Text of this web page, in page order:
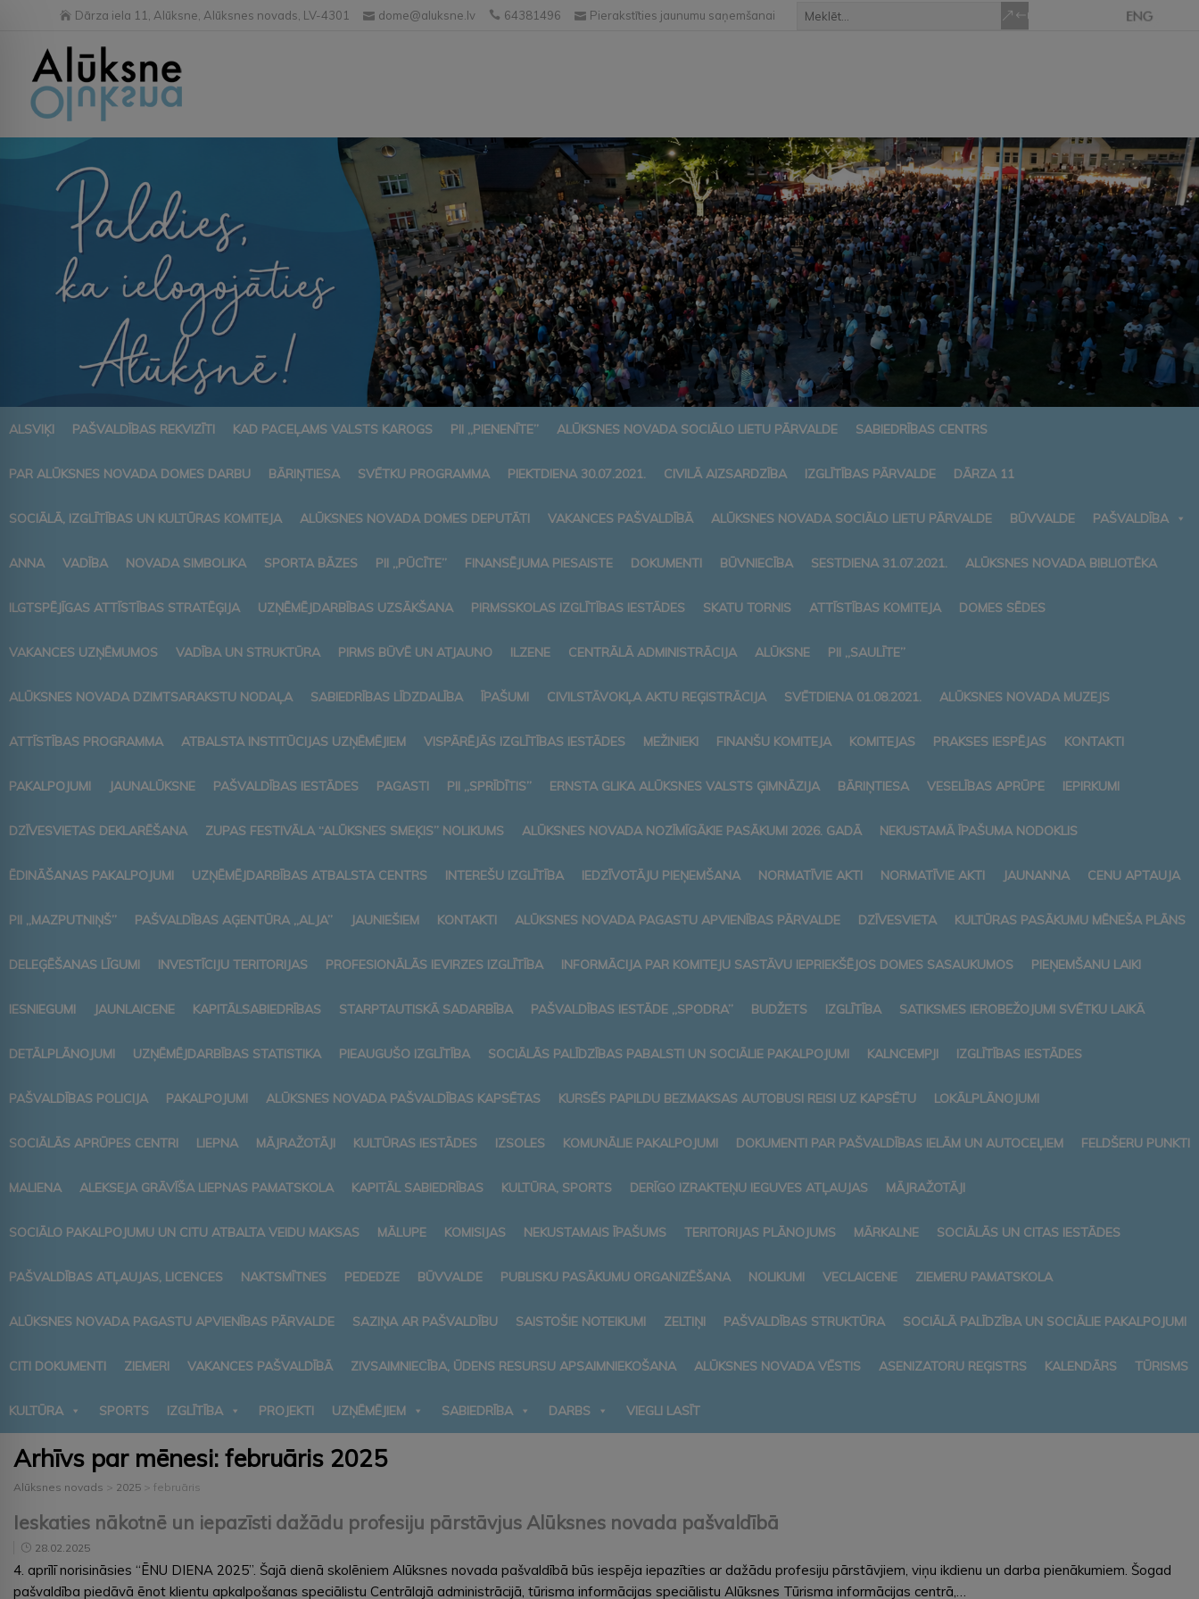
Dārza iela 11, Alūksne, Alūksnes novads, LV-4301 dome@aluksne.lv 64381496 Pierakstīties jaunumu saņemšanai
ALSVIĶI PAŠVALDĪBAS REKVIZĪTI KAD PACEĻAMS VALSTS KAROGS PII „PIENENĪTE” ALŪKSNES NOVADA SOCIĀLO LIETU PĀRVALDE SABIEDRĪBAS CENTRS
PAR ALŪKSNES NOVADA DOMES DARBU BĀRIŅTIESA SVĒTKU PROGRAMMA PIEKTDIENA 30.07.2021. CIVILĀ AIZSARDZĪBA IZGLĪTĪBAS PĀRVALDE DĀRZA 11
SOCIĀLĀ, IZGLĪTĪBAS UN KULTŪRAS KOMITEJA ALŪKSNES NOVADA DOMES DEPUTĀTI VAKANCES PAŠVALDĪBĀ ALŪKSNES NOVADA SOCIĀLO LIETU PĀRVALDE BŪVVALDE PAŠVALDĪBA
ANNA VADĪBA NOVADA SIMBOLIKA SPORTA BĀZES PII „PŪCĪTE” FINANSĒJUMA PIESAISTE DOKUMENTI BŪVNIECĪBA SESTDIENA 31.07.2021. ALŪKSNES NOVADA BIBLIOTĒKA
ILGTSPĒJĪGAS ATTĪSTĪBAS STRATĒĢIJA UZŅĒMĒJDARBĪBAS UZSĀKŠANA PIRMSSKOLAS IZGLĪTĪBAS IESTĀDES SKATU TORNIS ATTĪSTĪBAS KOMITEJA DOMES SĒDES
VAKANCES UZŅĒMUMOS VADĪBA UN STRUKTŪRA PIRMS BŪVĒ UN ATJAUNO ILZENE CENTRĀLĀ ADMINISTRĀCIJA ALŪKSNE PII „SAULĪTE”
ALŪKSNES NOVADA DZIMTSARAKSTU NODAĻA SABIEDRĪBAS LĪDZDALĪBA ĪPAŠUMI CIVILSTĀVOKĻA AKTU REĢISTRĀCIJA SVĒTDIENA 01.08.2021. ALŪKSNES NOVADA MUZEJS
ATTĪSTĪBAS PROGRAMMA ATBALSTA INSTITŪCIJAS UZŅĒMĒJIEM VISPĀRĒJĀS IZGLĪTĪBAS IESTĀDES MEŽINIEKI FINANŠU KOMITEJA KOMITEJAS PRAKSES IESPĒJAS KONTAKTI
PAKALPOJUMI JAUNALŪKSNE PAŠVALDĪBAS IESTĀDES PAGASTI PII „SPRĪDĪTIS” ERNSTA GLIKA ALŪKSNES VALSTS ĢIMNĀZIJA BĀRIŅTIESA VESELĪBAS APRŪPE IEPIRKUMI
DZĪVESVIETAS DEKLARĒŠANA ZUPAS FESTIVĀLA “ALŪKSNES SMEĶIS” NOLIKUMS ALŪKSNES NOVADA NOZĪMĪGĀKIE PASĀKUMI 2026. GADĀ NEKUSTAMĀ ĪPAŠUMA NODOKLIS
ĒDINĀŠANAS PAKALPOJUMI UZŅĒMĒJDARBĪBAS ATBALSTA CENTRS INTEREŠU IZGLĪTĪBA IEDZĪVOTĀJU PIEŅEMŠANA NORMATĪVIE AKTI NORMATĪVIE AKTI JAUNANNA CENU APTAUJA
PII „MAZPUTNIŅŠ” PAŠVALDĪBAS AĢENTŪRA „ALJA” JAUNIEŠIEM KONTAKTI ALŪKSNES NOVADA PAGASTU APVIENĪBAS PĀRVALDE DZĪVESVIETA KULTŪRAS PASĀKUMU MĒNEŠA PLĀNS
DELEĢĒŠANAS LĪGUMI INVESTĪCIJU TERITORIJAS PROFESIONĀLĀS IEVIRZES IZGLĪTĪBA INFORMĀCIJA PAR KOMITEJU SASTĀVU IEPRIEKŠĒJOS DOMES SASAUKUMOS PIEŅEMŠANU LAIKI
IESNIEGUMI JAUNLAICENE KAPITĀLSABIEDRĪBAS STARPTAUTISKĀ SADARBĪBA PAŠVALDĪBAS IESTĀDE „SPODRA” BUDŽETS IZGLĪTĪBA SATIKSMES IEROBEŽOJUMI SVĒTKU LAIKĀ
DETĀLPLĀNOJUMI UZŅĒMĒJDARBĪBAS STATISTIKA PIEAUGUŠO IZGLĪTĪBA SOCIĀLĀS PALĪDZĪBAS PABALSTI UN SOCIĀLIE PAKALPOJUMI KALNCEMPJI IZGLĪTĪBAS IESTĀDES
PAŠVALDĪBAS POLICIJA PAKALPOJUMI ALŪKSNES NOVADA PAŠVALDĪBAS KAPSĒTAS KURSĒS PAPILDU BEZMAKSAS AUTOBUSI REISI UZ KAPSĒTU LOKĀLPLĀNOJUMI
SOCIĀLĀS APRŪPES CENTRI LIEPNA MĀJRAŽOTĀJI KULTŪRAS IESTĀDES IZSOLES KOMUNĀLIE PAKALPOJUMI DOKUMENTI PAR PAŠVALDĪBAS IELĀM UN AUTOCEĻIEM FELDŠERU PUNKTI
MALIENA ALEKSEJA GRĀVĪŠA LIEPNAS PAMATSKOLA KAPITĀL SABIEDRĪBAS KULTŪRA, SPORTS DERĪGO IZRAKTEŅU IEGUVES ATĻAUJAS MĀJRAŽOTĀJI
SOCIĀLO PAKALPOJUMU UN CITU ATBALTA VEIDU MAKSAS MĀLUPE KOMISIJAS NEKUSTAMAIS ĪPAŠUMS TERITORIJAS PLĀNOJUMS MĀRKALNE SOCIĀLĀS UN CITAS IESTĀDES
PAŠVALDĪBAS ATĻAUJAS, LICENCES NAKTSMĪTNES PEDEDZE BŪVVALDE PUBLISKU PASĀKUMU ORGANIZĒŠANA NOLIKUMI VECLAICENE ZIEMERU PAMATSKOLA
ALŪKSNES NOVADA PAGASTU APVIENĪBAS PĀRVALDE SAZIŅA AR PAŠVALDĪBU SAISTOŠIE NOTEIKUMI ZELTIŅI PAŠVALDĪBAS STRUKTŪRA SOCIĀLĀ PALĪDZĪBA UN SOCIĀLIE PAKALPOJUMI
CITI DOKUMENTI ZIEMERI VAKANCES PAŠVALDĪBĀ ZIVSAIMNIECĪBA, ŪDENS RESURSU APSAIMNIEKOŠANA ALŪKSNES NOVADA VĒSTIS ASENIZATORU REĢISTRS KALENDĀRS TŪRISMS
KULTŪRA SPORTS IZGLĪTĪBA PROJEKTI UZŅĒMĒJIEM SABIEDRĪBA DARBS VIEGLI LASĪT
Arhīvs par mēnesi: februāris 2025
Alūksnes novads > 2025 > februāris
Ieskaties nākotnē un iepazīsti dažādu profesiju pārstāvjus Alūksnes novada pašvaldībā
28.02.2025
4. aprīlī norisināsies “ĒNU DIENA 2025”. Šajā dienā skolēniem Alūksnes novada pašvaldībā būs iespēja iepazīties ar dažādu profesiju pārstāvjiem, viņu ikdienu un darba pienākumiem. Šogad
pašvaldība piedāvā ēnot klientu apkalpošanas speciālistu Centrālajā administrācijā, tūrisma informācijas speciālistu Alūksnes Tūrisma informācijas centrā,…